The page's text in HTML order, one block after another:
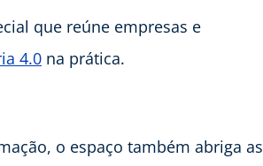
que reúne empresas e
4.0 na prática.
o espaço também abriga as